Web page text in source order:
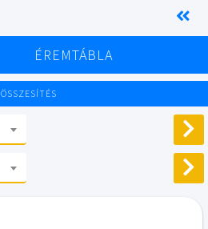
ÉREMTÁBLA
ÖSSZESÍTÉS